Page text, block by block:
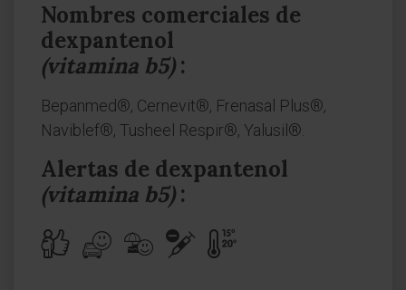
Nombres comerciales de
dexpantenol
(vitamina b5):
Bepanmed®, Cernevit®, Frenasal Plus®,
Naviblef®, Tusheel Respir®, Yalusil®.
Alertas de dexpantenol
(vitamina b5):